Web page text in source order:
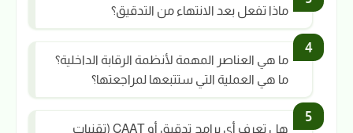
ماذا تفعل بعد الانتهاء من التدقيق؟
ما هي العناصر المهمة لأنظمة الرقابة الداخلية؟
ما هي العملية التي ستتبعها لمراجعتها؟
هل تعرف أي برامج تدقيق أو CAAT (تقنيات